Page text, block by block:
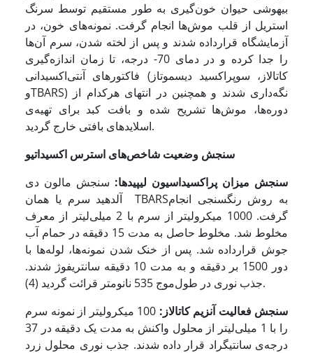
بیهوشی حیوان خون‏‌گیری به طور مستقیم توسط سرنگ
استریل از قلب موش‌ها انجام گرفت. نمونه‏‌های خون، در
آزمایشگاه قرارداده شدند و پس از لخته شدن، سرم آن‏‌ها
را جدا کرده و در دمای 70- درجه‌، تا زمان اندازه‏‌گیری
فاکتورهای آنتی‏‌اکسیدانی (کاتالاز، سوپراکسید دیسموتاز
وTBARS) نگه‏‌داری شدند و همچنین در انتهای هرکدام از
دوره‌ها، موش‌ها تشریح شده و بافت کبد برای تهیه‌ی
اسلاید‌های بافتی خارج گردید.
سنجش وضعیت شاخص‌های استرس اکسیداتیو
سنجش میزان پراکسیداسیون لیپید‌ها: سنجش مالون دی
آلدهید سرم یا همان TBARSبه روش رنگ­سنجی انجام
گرفت. 1000 میکرولیتر از سرم با 2 میلی‌لیتر از معرف
مخلوط شد. مخلوط حاصل به مدت 15 دقیقه در حمام آب
جوش قرارداده شد. پس از خنک شدن نمونه‌ها، لوله‌ها با
دور 1500 بر دقیقه و به مدت 10 دقیقه سانتریفوژ شدند.
جذب نوری در طول‌موج 535 نانومتر قرائت گردید (4).
سنجش فعالیت آنزیم کاتالاز:
100 میکرولیتر از نمونه سرم
را با 1 میلی‌لیتر از محلول واکنش به مدت یک دقیقه در 37
درجه‌ی سانتی­گراد قرار داده شدند. جذب نوری محلول زرد